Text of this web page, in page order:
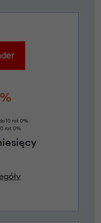
10 rat 0%
rat 0%